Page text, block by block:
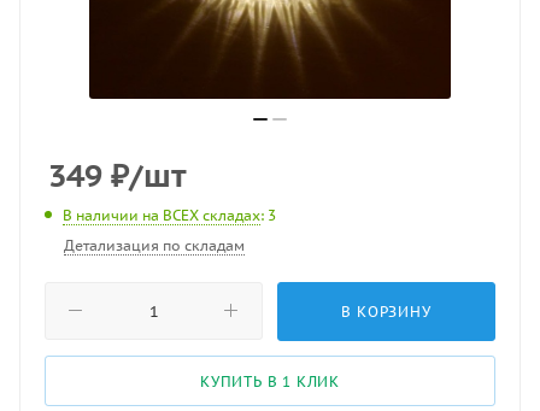
349 ₽/шт
В наличии на ВСЕХ складах: 3
Детализация по складам
В КОРЗИНУ
КУПИТЬ В 1 КЛИК